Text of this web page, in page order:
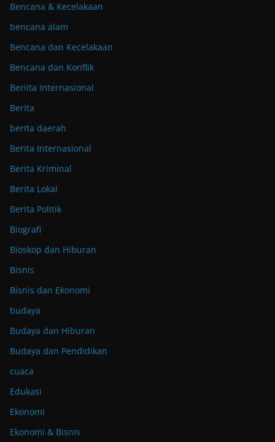
Bencana & Kecelakaan
bencana alam
Bencana dan Kecelakaan
Bencana dan Konflik
Beriita Internasional
Berita
berita daerah
Berita Internasional
Berita Kriminal
Berita Lokal
Berita Politik
Biografi
Bioskop dan Hiburan
Bisnis
Bisnis dan Ekonomi
budaya
Budaya dan Hiburan
Budaya dan Pendidikan
cuaca
Edukasi
Ekonomi
Ekonomi & Bisnis